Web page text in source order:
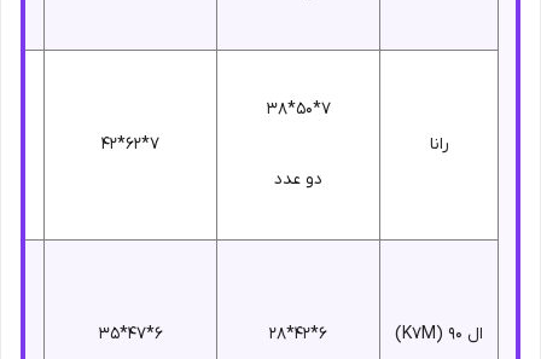
رانا
7*50*38
دو عدد
7*62*42
ال 90 (K7M) 6*42*28
6*47*35